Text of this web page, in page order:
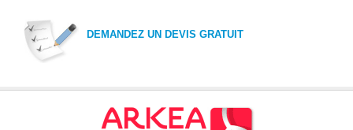
DEMANDEZ UN DEVIS GRATUIT